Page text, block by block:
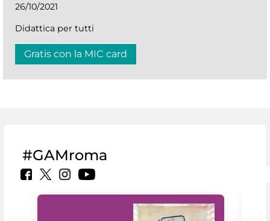
26/10/2021
Didattica per tutti
Gratis con la MIC card
#GAMroma